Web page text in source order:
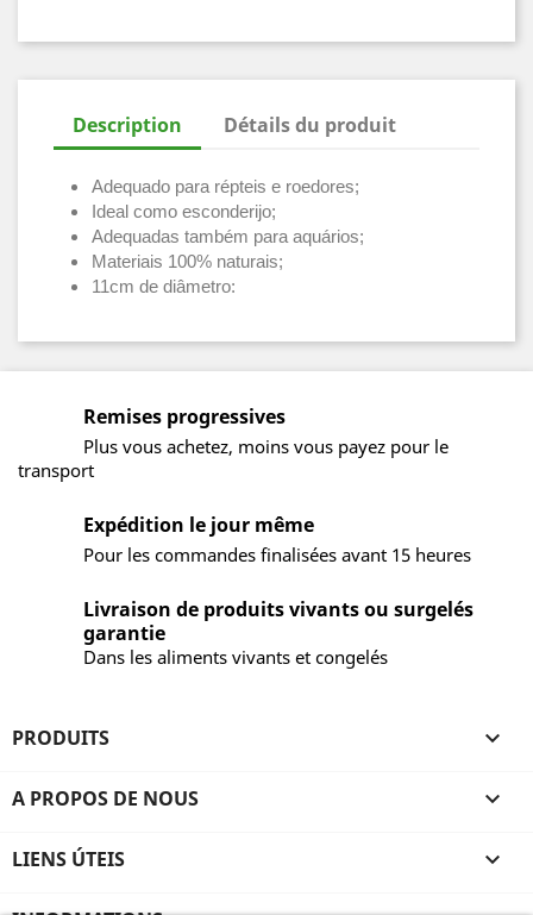
Description Détails du produit
Adequado para répteis e roedores;
Ideal como esconderijo;
Adequadas também para aquários;
Materiais 100% naturais;
11cm de diâmetro:
Remises progressives
Plus vous achetez, moins vous payez pour le
transport
Expédition le jour même
Pour les commandes finalisées avant 15 heures
Livraison de produits vivants ou surgelés
garantie
Dans les aliments vivants et congelés
PRODUITS 
A PROPOS DE NOUS 
LIENS ÚTEIS 